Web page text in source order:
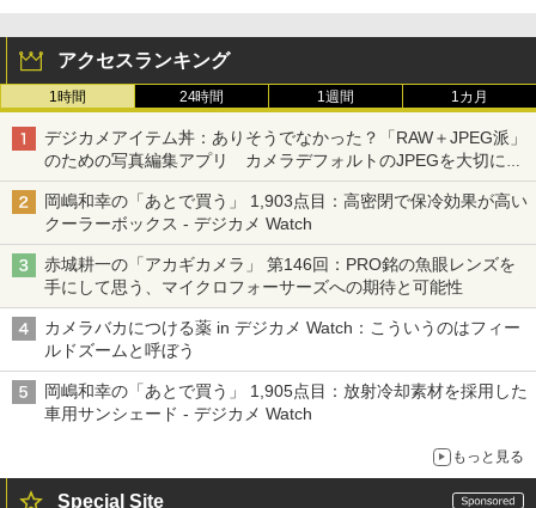
アクセスランキング
1時間 24時間 1週間 1カ月
デジカメアイテム丼：ありそうでなかった？「RAW＋JPEG派」
のための写真編集アプリ カメラデフォルトのJPEGを大切にす
る「Filmator」
岡嶋和幸の「あとで買う」 1,903点目：高密閉で保冷効果が高い
クーラーボックス - デジカメ Watch
赤城耕一の「アカギカメラ」 第146回：PRO銘の魚眼レンズを
手にして思う、マイクロフォーサーズへの期待と可能性
カメラバカにつける薬 in デジカメ Watch：こういうのはフィー
ルドズームと呼ぼう
岡嶋和幸の「あとで買う」 1,905点目：放射冷却素材を採用した
車用サンシェード - デジカメ Watch
もっと見る
Special Site